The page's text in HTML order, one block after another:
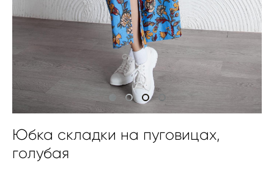
Юбка складки на пуговицах,
голубая